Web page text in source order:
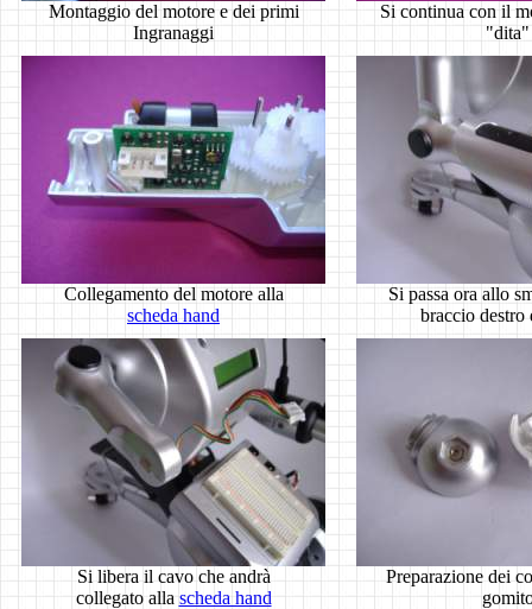
Montaggio del motore e dei primi
Ingranaggi
Si continua con il
"dita"
Collegamento del motore alla
scheda hand
Si passa ora allo
braccio destro
Si libera il cavo che andrà
collegato alla scheda hand
Preparazione dei